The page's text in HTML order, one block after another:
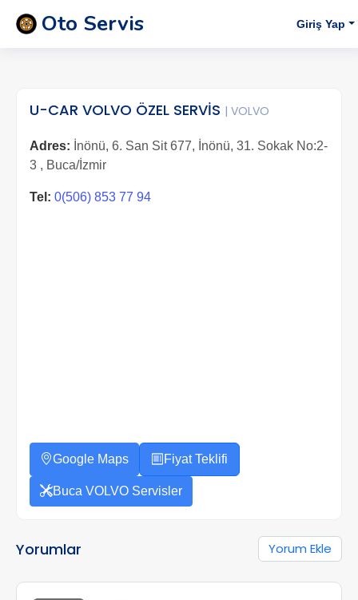
Oto Servis Giriş Yap
U-CAR VOLVO ÖZEL SERVİS | VOLVO
Adres: İnönü, 6. San Sit 677, İnönü, 31. Sokak No:2-
3 , Buca/İzmir
Tel: 0(506) 853 77 94
Google Maps Fiyat Teklifi
Buca VOLVO Servisler
Yorumlar Yorum Ekle